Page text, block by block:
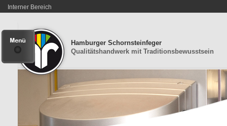
Interner Bereich
Hamburger Schornsteinfeger
Qualitätshandwerk mit Traditionsbewusstsein